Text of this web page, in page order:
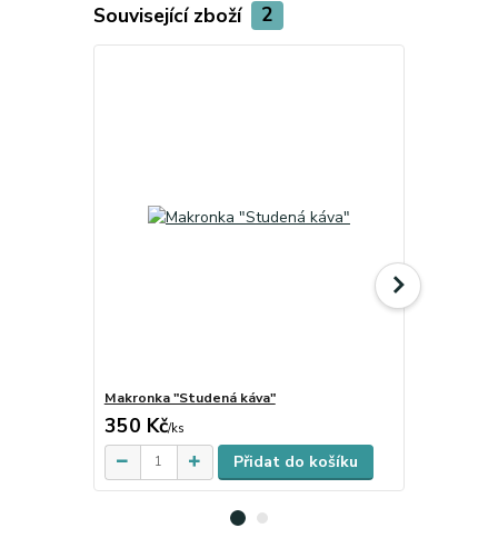
Související zboží 2
Makronka "Studená káva"
350 Kč/ks
Přidat do košíku